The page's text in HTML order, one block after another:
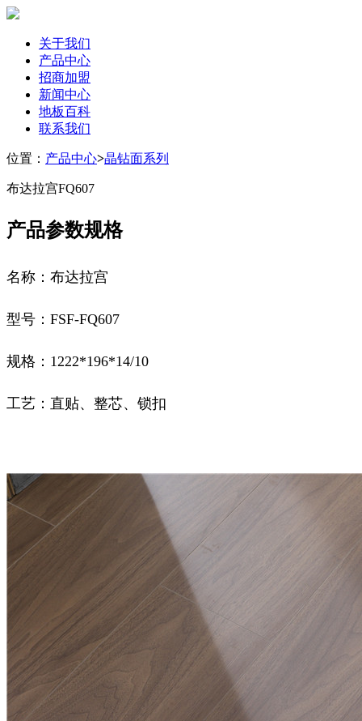
关于我们
产品中心
招商加盟
新闻中心
地板百科
联系我们
位置： 产品中心>晶钻面系列
布达拉宫FQ607
产品参数规格
名称：布达拉宫
型号： FSF-FQ607
规格： 1222*196*14/10
工艺：直贴、整芯、锁扣